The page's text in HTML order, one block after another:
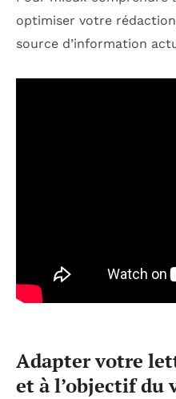
optimiser votre
source d’information
Adapter votre
et à l’objectif du